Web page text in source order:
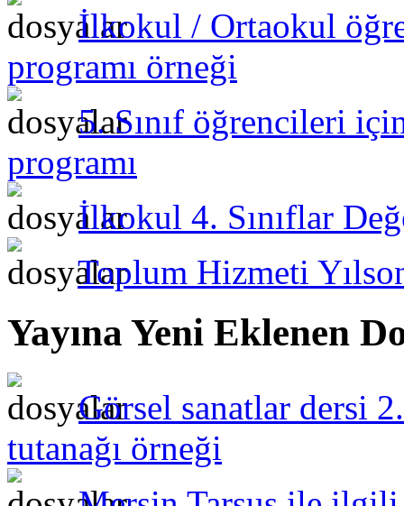
İlkokul / Ortaokul
programı örneği
5. Sınıf öğrencileri
programı
İlkokul 4. Sınıflar
Toplum Hizmeti
Yayına Yeni Eklenen
Görsel sanatlar dersi
tutanağı örneği